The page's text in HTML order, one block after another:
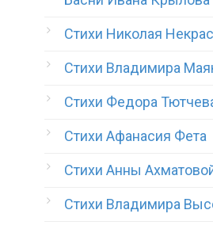
Стихи Николая
Стихи Владимира
Стихи Федора
Стихи Афанасия Фета
Стихи Анны
Стихи Владимира